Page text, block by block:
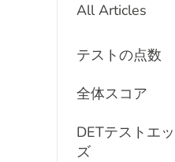
All Articles
テストの点数
全体スコア
DETテストエ
ズ